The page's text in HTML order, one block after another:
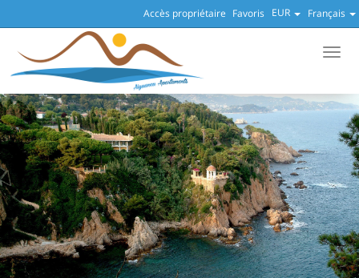
Français
EUR
Favoris
Accès propriétaire